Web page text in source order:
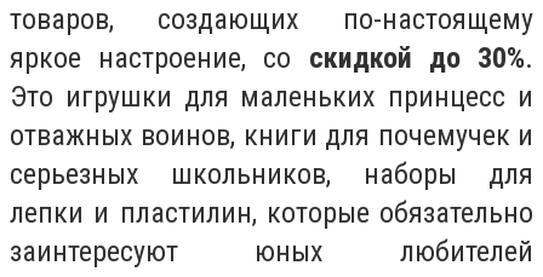
товаров, создающих по-настоящему
яркое настроение, со скидкой до 30%.
Это игрушки для маленьких принцесс и
отважных воинов, книги для почемучек и
серьезных школьников, наборы для
лепки и пластилин, которые обязательно
заинтересуют юных любителей